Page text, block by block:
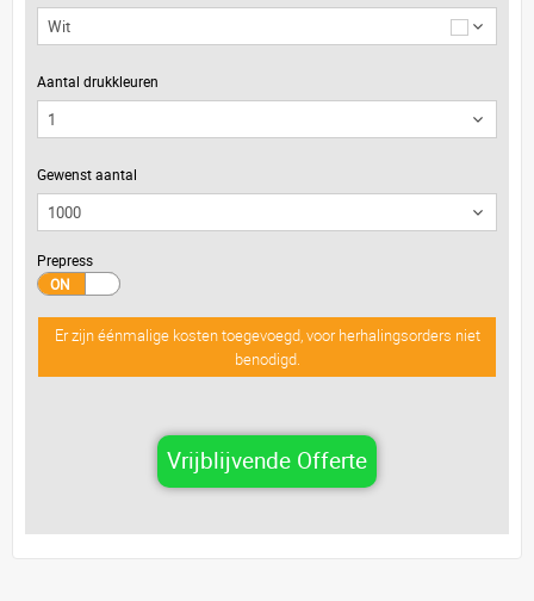
Wit
Aantal drukkleuren
Gewenst aantal
Prepress
Er zijn éénmalige kosten toegevoegd, voor herhalingsorders niet
benodigd.
Vrijblijvende Offerte